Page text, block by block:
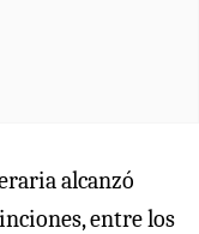
alcanzó
entre los